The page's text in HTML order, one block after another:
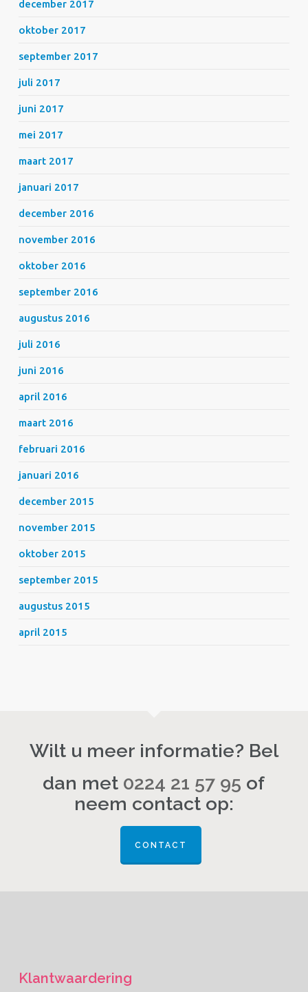
december 2017
oktober 2017
september 2017
juli 2017
juni 2017
mei 2017
maart 2017
januari 2017
december 2016
november 2016
oktober 2016
september 2016
augustus 2016
juli 2016
juni 2016
april 2016
maart 2016
februari 2016
januari 2016
december 2015
november 2015
oktober 2015
september 2015
augustus 2015
april 2015
Wilt u meer informatie? Bel
dan met 0224 21 57 95 of
neem contact op:
CONTACT
Klantwaardering